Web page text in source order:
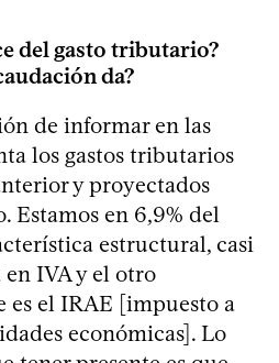
del gasto tributario?
da?
de informar en las
los gastos tributarios
y proyectados
Estamos en 6,9% del
estructural, casi
en IVA y el otro
es el IRAE [impuesto a
económicas]. Lo